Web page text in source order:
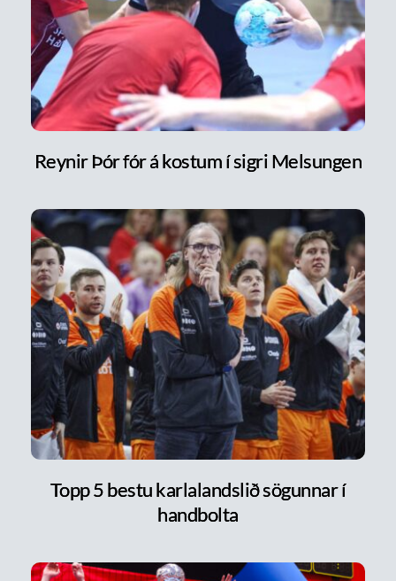
Reynir Þór fór á kostum í sigri Melsungen
Topp 5 bestu karlalandslið sögunnar í
handbolta